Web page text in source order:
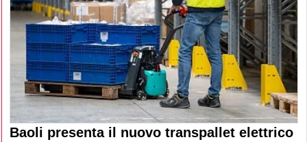
Baoli presenta il nuovo transpallet elettrico